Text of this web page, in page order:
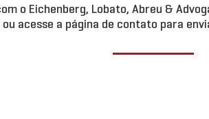
o Eichenberg, Lobato, Abreu &
ou acesse a página de contato para